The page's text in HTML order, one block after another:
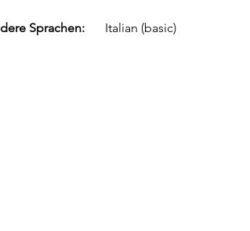
Sprachen: Italian (basic)